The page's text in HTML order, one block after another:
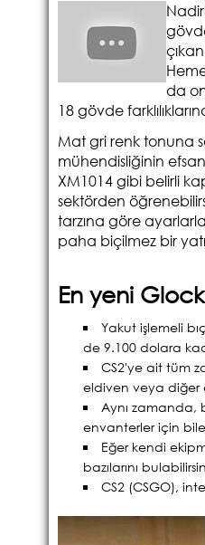
da
18 gövde
Mat gri renk tonuna
mühendisliğinin
XM1014 gibi belirli
sektörden
tarzına göre
paha biçilmez bir
En yeni
Yakut işlemeli
de 9.100 dolara
CS2'ye ait tüm
eldiven veya diğer
Aynı zamanda,
envanterler için
Eğer kendi
bazılarını
CS2 (CSGO),